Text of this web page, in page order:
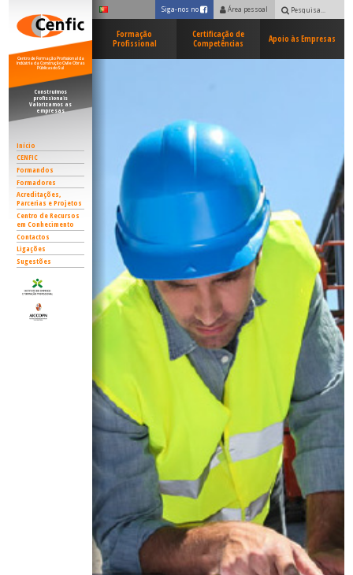
Centro de Formação Profissional da
Indústria da Construção Civil e Obras
Públicas do Sul
Construímos
profissionais
Valorizamos as
empresas
Início
CENFIC
Formandos
Formadores
Acreditações,
Parcerias e Projetos
Centro de Recursos
em Conhecimento
Contactos
Ligações
Sugestões
Siga-nos no FacebookÁrea pessoal Pesquisar:
Formação
Profissional
Certificação de
Competências
Apoio às Empresas